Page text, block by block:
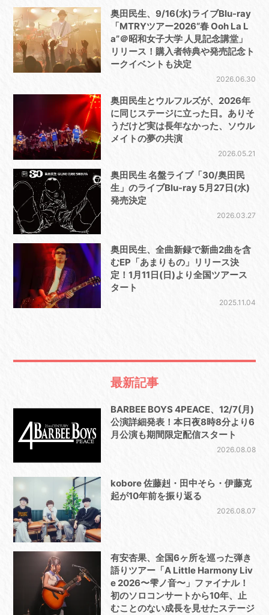
奥田民生、9/16(水)ライブBlu-ray
「MTRYツアー2026“春 Ooh La L
a”＠昭和女子大学 人見記念講堂」
リリース！購入者特典や発売記念ト
ークイベントも決定
2026.06.30
奥田民生とウルフルズが、2026年
に同じステージに立った日。ありそ
うだけど実は長年なかった、ソウル
メイトの夢の共演
2026.05.21
奥田民生 名盤ライブ「30/奥田民
生」のライブBlu-ray 5月27日(水)
発売決定
2026.03.27
奥田民生、全曲新録で新曲2曲を含
むEP「あまりもの」リリース決
定！1月11日(日)より全国ツアース
タート
2025.11.04
最新記事
BARBEE BOYS 4PEACE、12/7(月)
公演詳細発表！本日夜8時8分より6
月公演も期間限定配信スタート
2026.08.08
kobore 佐藤赳・田中そら・伊藤克
起が10年前を振り返る
2026.08.07
有安杏果、全国6ヶ所を巡った弾き
語りツアー「A Little Harmony Liv
e 2026〜雫ノ音〜」ファイナル！
初のソロコンサートから10年、止
むことのない成長を見せたステージ